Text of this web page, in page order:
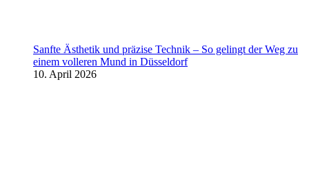
Sanfte Ästhetik und präzise Technik – So gelingt der Weg zu
einem volleren Mund in Düsseldorf
10. April 2026